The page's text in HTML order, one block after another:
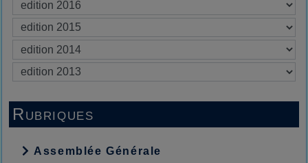
Rubriques
Assemblée Générale